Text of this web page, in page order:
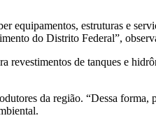
equipamentos, estruturas e
do Distrito Federal”,
revestimentos de tanques e
da região. “Dessa